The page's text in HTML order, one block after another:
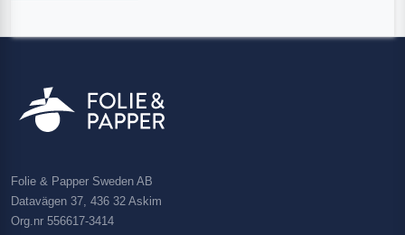
Folie & Papper Sweden AB
Datavägen 37, 436 32 Askim
Org.nr 556617-3414